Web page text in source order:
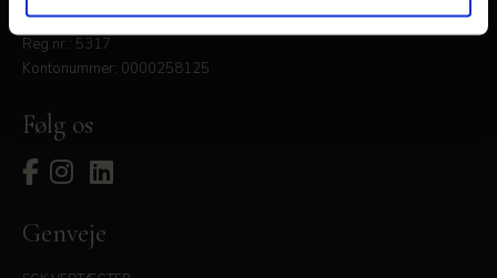
Arbejdernes Landsbank
Reg.nr.: 5317
Kontonummer: 0000258125
Følg os
Genveje